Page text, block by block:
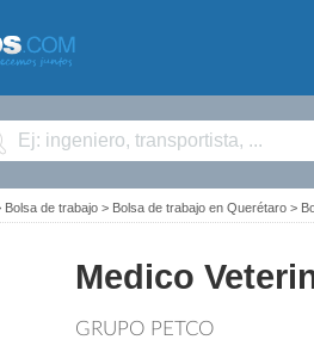
Bolsa de trabajo > Bolsa de trabajo en Querétaro >
Medico
GRUPO PETCO